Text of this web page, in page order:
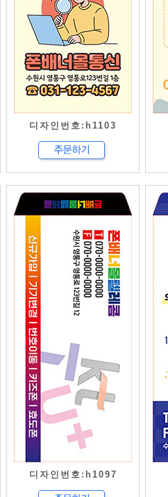
디자인번호:h1103
디자인번호:h1097